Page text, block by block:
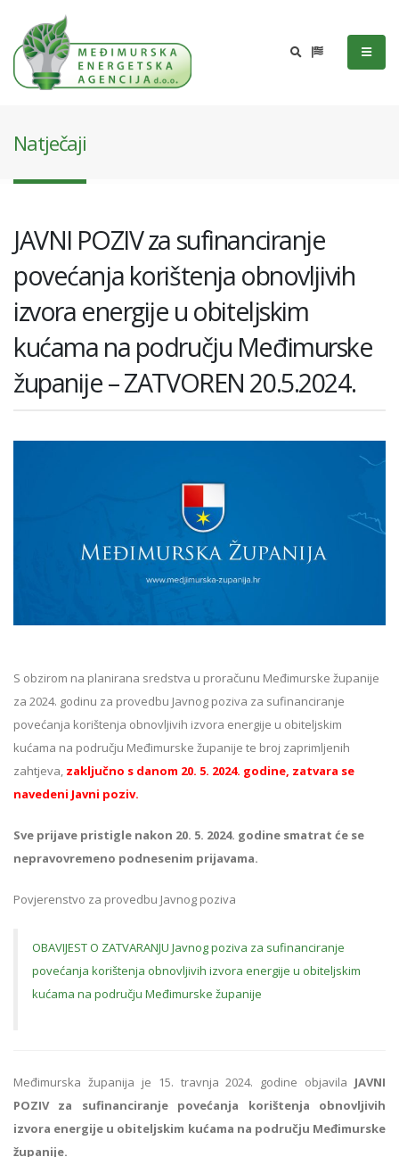
Natječaji
JAVNI POZIV za sufinanciranje
povećanja korištenja obnovljivih
izvora energije u obiteljskim
kućama na području Međimurske
županije – ZATVOREN 20.5.2024.
S obzirom na planirana sredstva u proračunu Međimurske županije
za 2024. godinu za provedbu Javnog poziva za sufinanciranje
povećanja korištenja obnovljivih izvora energije u obiteljskim
kućama na području Međimurske županije te broj zaprimljenih
zahtjeva, zaključno s danom 20. 5. 2024. godine, zatvara se
navedeni Javni poziv.
Sve prijave pristigle nakon 20. 5. 2024. godine smatrat će se
nepravovremeno podnesenim prijavama.
Povjerenstvo za provedbu Javnog poziva
OBAVIJEST O ZATVARANJU Javnog poziva za sufinanciranje
povećanja korištenja obnovljivih izvora energije u obiteljskim
kućama na području Međimurske županije
Međimurska županija je 15. travnja 2024. godine objavila JAVNI
POZIV za sufinanciranje povećanja korištenja obnovljivih
izvora energije u obiteljskim kućama na području Međimurske
županije.